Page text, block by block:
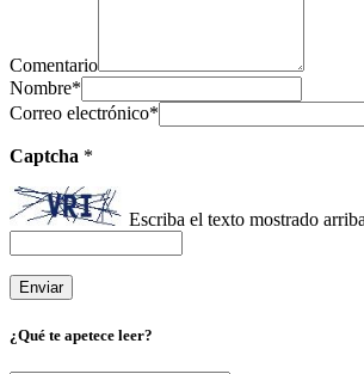
Comentario
Nombre*
Correo electrónico*
Captcha *
Escriba el texto mostrado
¿Qué te apetece leer?